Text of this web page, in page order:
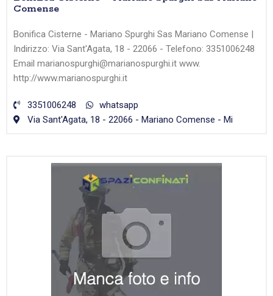
Comense
Bonifica Cisterne - Mariano Spurghi Sas Mariano Comense |
Indirizzo: Via Sant'Agata, 18 - 22066 - Telefono: 3351006248
Email marianospurghi@marianospurghi.it www.
http://www.marianospurghi.it
3351006248
whatsapp
Via Sant'Agata, 18 - 22066 - Mariano Comense - Mi